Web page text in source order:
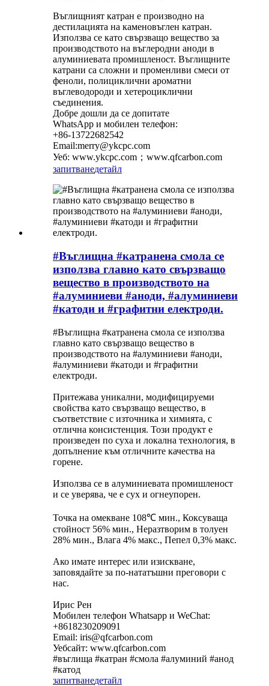
Въглищният катран е производно на
дестилацията на каменовъглен катран.
Използва се като свързващо вещество за
производството на въглеродни аноди в
алуминиевата промишленост. Въглищните
катрани са сложни и променливи смеси от
феноли, полициклични ароматни
въглеводороди и хетероциклични
съединения.
Добре дошли да се допитате
WhatsApp и мобилен телефон:
+86-13722682542
Email:merry@ykcpc.com
Уеб: www.ykcpc.com；www.qfcarbon.com
запитванедетайл
#Въглищна #катранена смола се
използва главно като свързващо
вещество в производството на
#алуминиеви #аноди, #алуминиеви
#катоди и #графитни електроди.
#Въглищна #катранена смола се използва
главно като свързващо вещество в
производството на #алуминиеви #аноди,
#алуминиеви #катоди и #графитни
електроди.
Притежава уникални, модифицируеми
свойства като свързващо вещество, в
съответствие с източника и химията, с
отлична консистенция. Този продукт е
произведен по суха и локална технология, в
допълнение към отличните качества на
горене.
Използва се в алуминиевата промишленост
и се уверява, че е сух и огнеупорен.
Точка на омекване 108℃ мин., Коксуваща
стойност 56% мин., Неразтворим в толуен
28% мин., Влага 4% макс., Пепел 0,3% макс.
Ако имате интерес или изискване,
заповядайте за по-нататъшни преговори с
нас.
Ирис Рен
Мобилен телефон Whatsapp и WeChat:
+8618230209091
Email: iris@qfcarbon.com
Уебсайт: www.qfcarbon.com
#въглища #катран #смола #алуминий #анод
#катод
запитванедетайл